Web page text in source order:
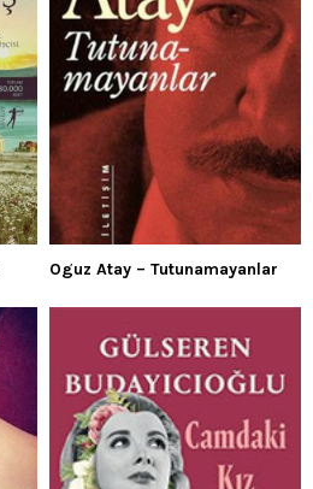
Oguz Atay – Tutunamayanlar